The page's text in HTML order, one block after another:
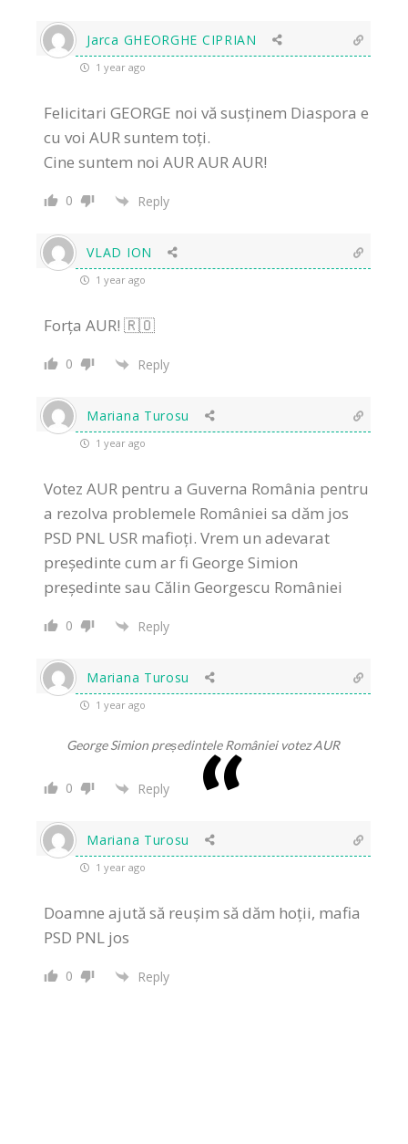
Jarca GHEORGHE CIPRIAN
1 year ago
Felicitari GEORGE noi vă susținem Diaspora e
cu voi AUR suntem toți.
Cine suntem noi AUR AUR AUR!
0 Reply
VLAD ION
1 year ago
Forța AUR! 🇷🇴
0 Reply
Mariana Turosu
1 year ago
Votez AUR pentru a Guverna România pentru
a rezolva problemele României sa dăm jos
PSD PNL USR mafioți. Vrem un adevarat
președinte cum ar fi George Simion
președinte sau Călin Georgescu României
0 Reply
Mariana Turosu
1 year ago
George Simion președintele României votez AUR
0 Reply
Mariana Turosu
1 year ago
Doamne ajută să reușim să dăm hoții, mafia
PSD PNL jos
0 Reply